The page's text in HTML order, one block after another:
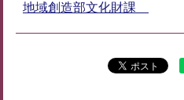
地域創造部文化財課